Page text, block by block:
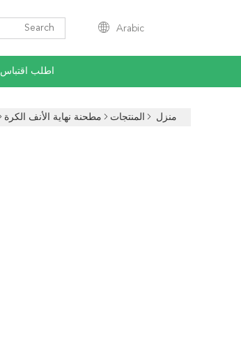
Arabic
اطلب اقتباس
منزل المنتجات مطحنة نهاية الأنف الكرة